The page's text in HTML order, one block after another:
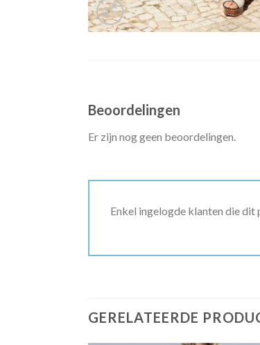
Beoordelingen
Er zijn nog geen beoordelingen.
Enkel ingelogde klanten die
GERELATEERDE